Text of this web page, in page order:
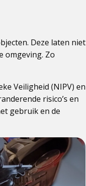
Deze laten niet
omgeving. Zo
Veiligheid (NIPV) en
risico’s en
gebruik en de